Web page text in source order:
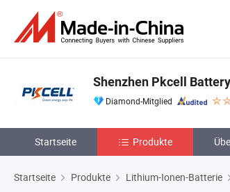
Shenzhen Pkcell
Diamond-Mitglied
Startseite Produkte
Startseite Produkte Lithium-Ionen-Batterie